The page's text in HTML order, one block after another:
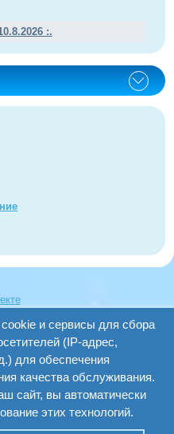
:.
нам
соглашение
Все права
и сервисы для сбора
(IP-адрес,
для обеспечения
качества обслуживания.
сайт, вы автоматически
этих технологий.